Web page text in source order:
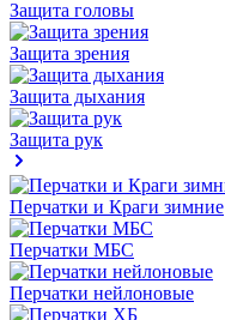
Защита головы
Защита зрения
Защита дыхания
Защита рук
Перчатки и Краги зимние
Перчатки МБС
Перчатки нейлоновые